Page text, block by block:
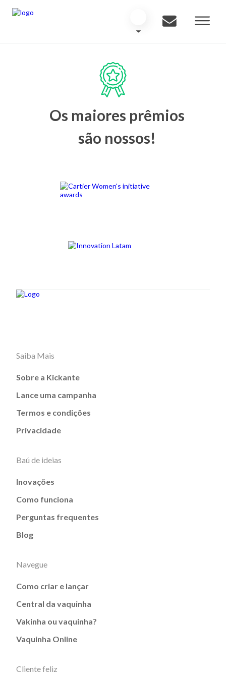
Os maiores prêmios
são nossos!
Saiba Mais
Sobre a Kickante
Lance uma campanha
Termos e condições
Privacidade
Baú de ideias
Inovações
Como funciona
Perguntas frequentes
Blog
Navegue
Como criar e lançar
Central da vaquinha
Vakinha ou vaquinha?
Vaquinha Online
Cliente feliz